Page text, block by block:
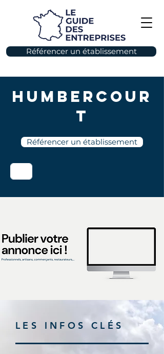
Référencer un établissement
Humbercour
t
Référencer un établissement
LES INFOS CLÉS